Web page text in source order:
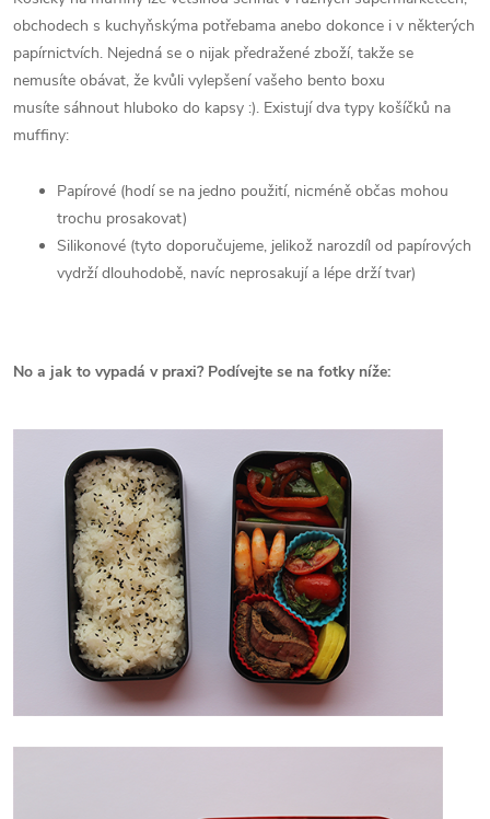
obchodech s kuchyňskýma potřebama anebo dokonce i v některých
papírnictvích. Nejedná se o nijak předražené zboží, takže se
nemusíte obávat, že kvůli vylepšení vašeho bento boxu
musíte sáhnout hluboko do kapsy :). Existují dva typy košíčků na
muffiny:
Papírové (hodí se na jedno použití, nicméně občas mohou
trochu prosakovat)
Silikonové (tyto doporučujeme, jelikož narozdíl od papírových
vydrží dlouhodobě, navíc neprosakují a lépe drží tvar)
No a jak to vypadá v praxi? Podívejte se na fotky níže: